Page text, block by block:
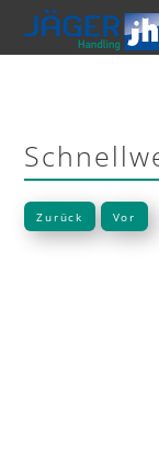
Zurück Vor